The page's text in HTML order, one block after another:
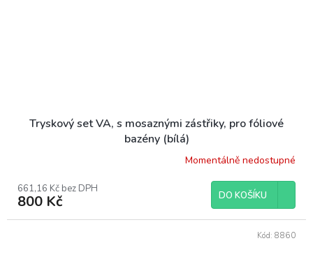
Tryskový set VA, s mosaznými zástřiky, pro fóliové
bazény (bílá)
Momentálně nedostupné
661,16 Kč bez DPH
800 Kč DO KOŠÍKU
Kód: 8860